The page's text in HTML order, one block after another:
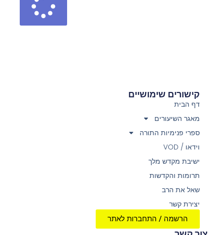
קישורים שימושיים
דף הבית
מאגר השיעורים
ספרי פנימיות התורה
וידאו / VOD
ישיבת מקדש מלך
תרומות והקדשות
שאל את הרב
יצירת קשר
הרשמה / התחברות לאתר